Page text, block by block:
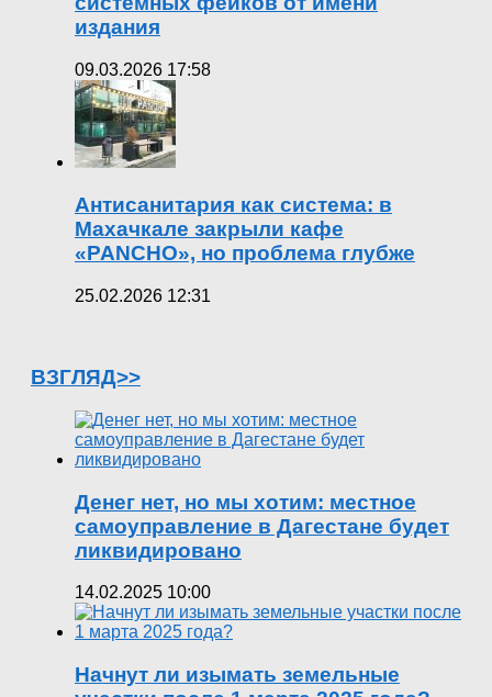
издания
09.03.2026 17:58
Антисанитария как система: в
Махачкале закрыли кафе
«PANCHO», но проблема глубже
25.02.2026 12:31
ВЗГЛЯД>>
Денег нет, но мы хотим: местное
самоуправление в Дагестане будет
ликвидировано
14.02.2025 10:00
Начнут ли изымать земельные